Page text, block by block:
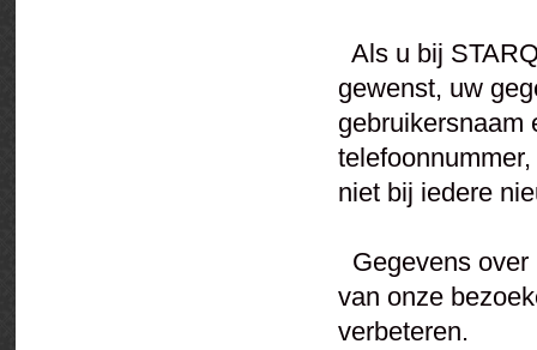
Als u bij
gewenst, uw
gebruikersnaam
niet bij iedere
Gegevens
van onze
verbeteren.